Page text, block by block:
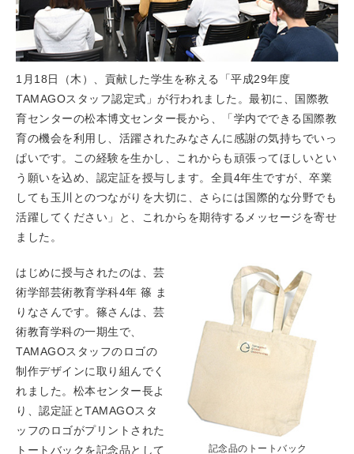
1月18日（木）、貢献した学生を称える「平成29年度
TAMAGOスタッフ認定式」が行われました。最初に、国際教
育センターの松本博文センター長から、「学内でできる国際教
育の機会を利用し、活躍されたみなさんに感謝の気持ちでいっ
ぱいです。この経験を生かし、これからも頑張ってほしいとい
う願いを込め、認定証を授与します。全員4年生ですが、卒業
しても玉川とのつながりを大切に、さらには国際的な分野でも
活躍してください」と、これからを期待するメッセージを寄せ
ました。
記念品のトートバック
はじめに授与されたのは、芸
術学部芸術教育学科4年 篠 ま
りなさんです。篠さんは、芸
術教育学科の一期生で、
TAMAGOスタッフのロゴの
制作デザインに取り組んでく
れました。松本センター長よ
り、認定証とTAMAGOスタ
ッフのロゴがプリントされた
トートバックを記念品として